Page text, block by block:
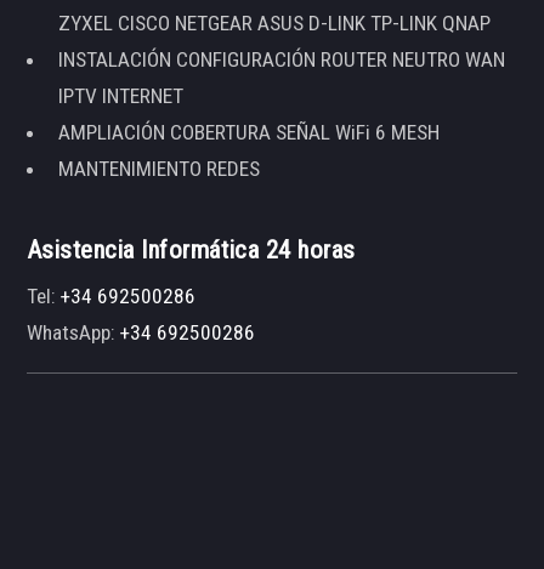
ZYXEL CISCO NETGEAR ASUS D-LINK TP-LINK QNAP
INSTALACIÓN CONFIGURACIÓN ROUTER NEUTRO WAN
IPTV INTERNET
AMPLIACIÓN COBERTURA SEÑAL WiFi 6 MESH
MANTENIMIENTO REDES
Asistencia Informática 24 horas
Tel:+34 692500286
WhatsApp:+34 692500286